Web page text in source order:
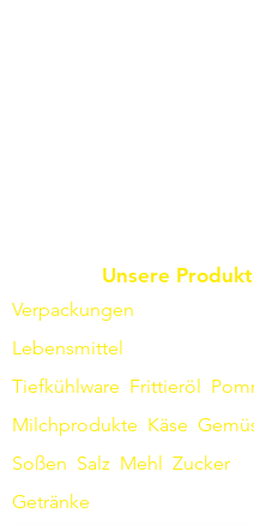
Unsere
Verpackungen
Lebensmittel
Tiefkühlware Frittieröl
Milchprodukte Käse
Soßen Salz Mehl Zucker
Getränke